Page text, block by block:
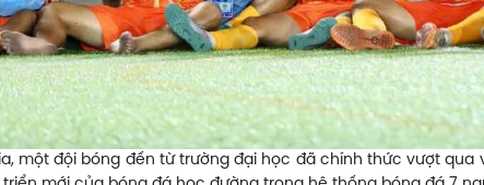
một đội bóng đến từ trường đại học đã chính thức vượt